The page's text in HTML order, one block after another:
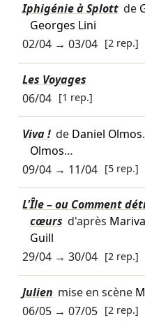
Iphigénie à Splott de
Georges Lini
02/04→ 03/04 [2 rep.]
Les Voyages
06/04 [1 rep.]
Viva ! de Daniel Olmos
Olmos…
09/04→ 11/04 [5 rep.]
L'Île – ou Comment
cœurs d'après
Guill
29/04→ 30/04 [2 rep.]
Julien mise en scène
06/05→ 07/05 [2 rep.]